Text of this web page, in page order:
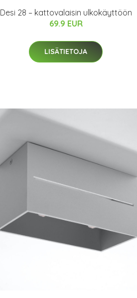
Desi 28 – kattovalaisin ulkokäyttöön
69.9 EUR
LISÄTIETOJA